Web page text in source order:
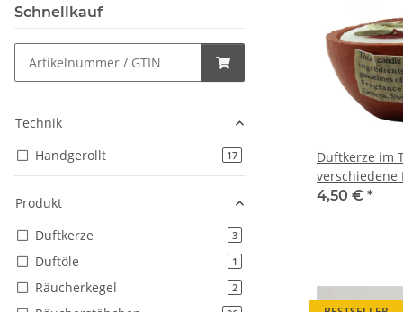
Duftkerze im
verschiedene
4,50 € *
Schnellkauf
Technik
Handgerollt
17Artikel gefunden
Produkt
Duftkerze
3Artikel gefunden
Duftöle 1Artikel gefunden
Räucherkegel 2Artikel gefunden